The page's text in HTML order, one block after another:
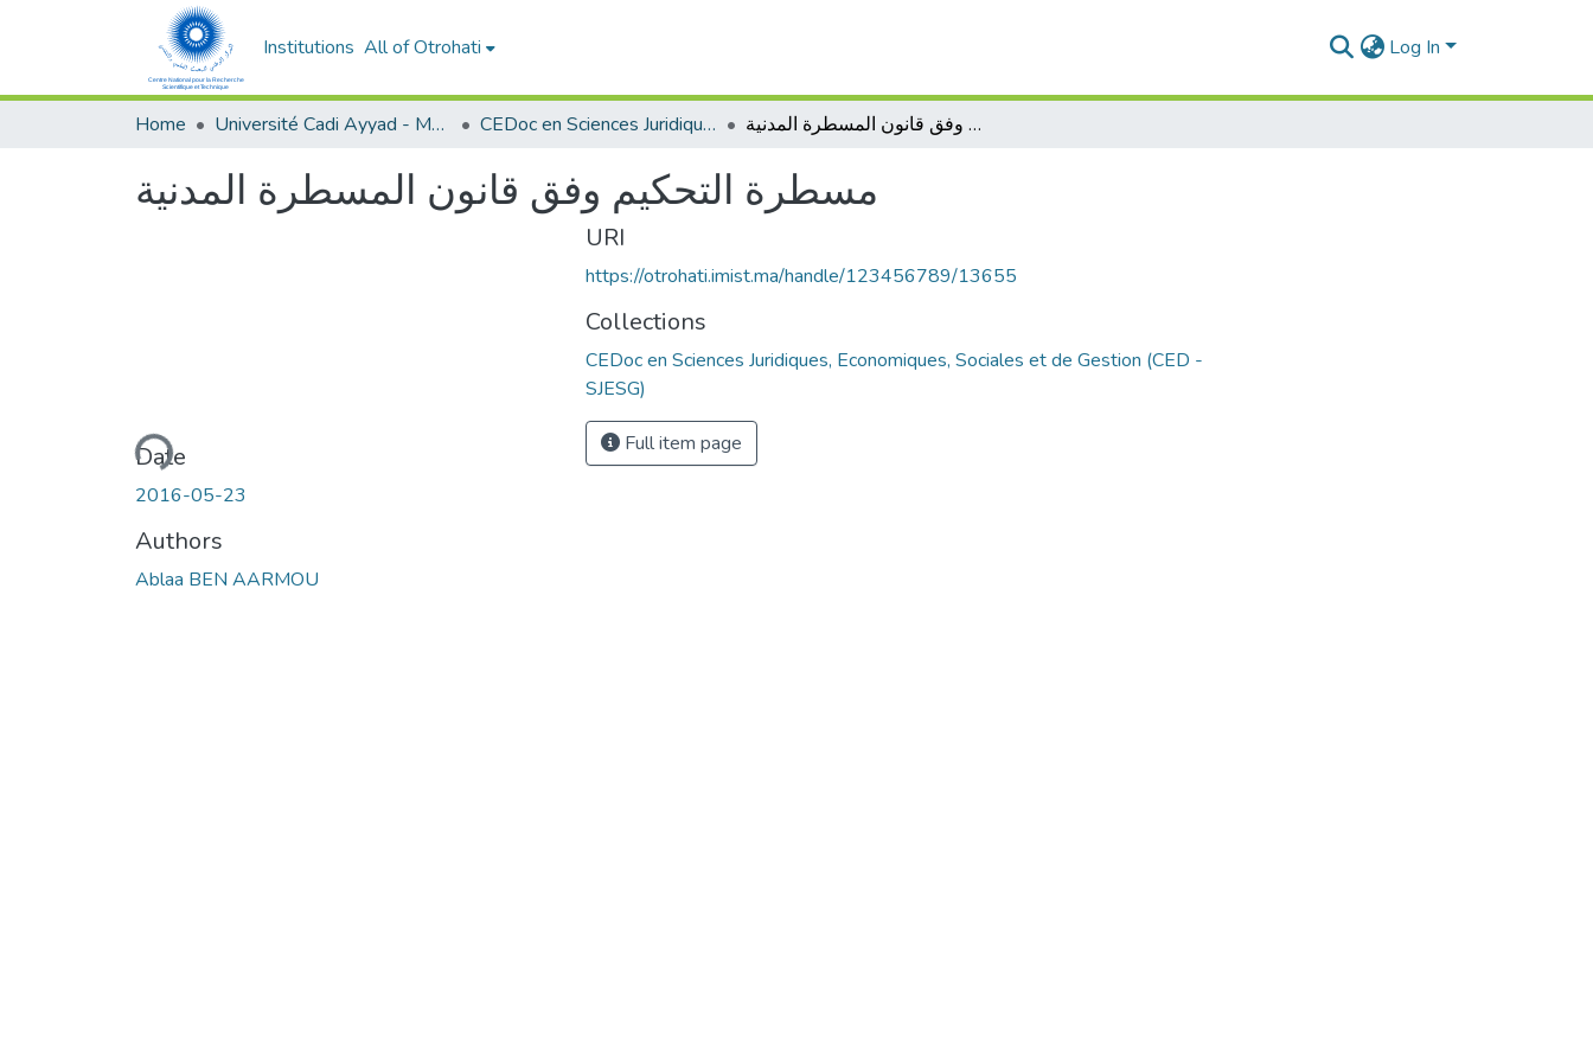
Institutions All of Otrohati Log In
Home Université Cadi Ayyad - Marrakech CEDoc en Sciences Juridiques, Economiques, Sociales et de Gestion (CED - SJESG) مسطرة التحكيم وفق قانون المسطرة المدنية
مسطرة التحكيم وفق قانون المسطرة المدنية
Loading...
Date
2016-05-23
Authors
Ablaa BEN AARMOU
URI
https://otrohati.imist.ma/handle/123456789/13655
Collections
CEDoc en Sciences Juridiques, Economiques, Sociales et de Gestion (CED -
SJESG)
Full item page